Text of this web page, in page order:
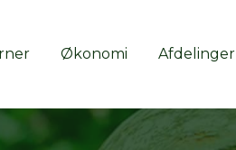
Økonomi Afdelinger